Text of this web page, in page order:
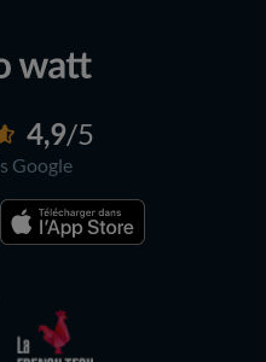
4,9/5
Google